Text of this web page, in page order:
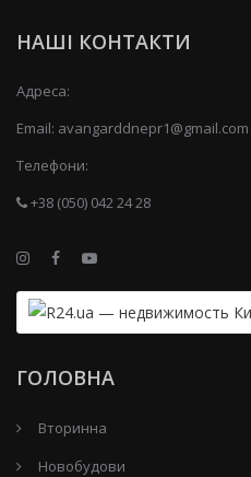
НАШІ КОНТАКТИ
Адреса:
Email: avangarddnepr1@gmail.com
Телефони:
+38 (050) 042 24 28
ГОЛОВНА
Вторинна
Новобудови